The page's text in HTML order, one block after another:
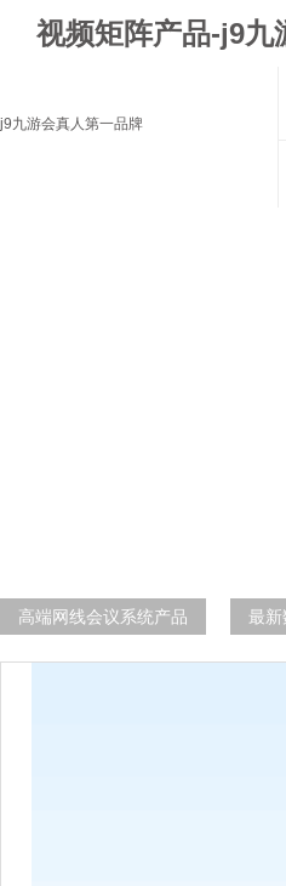
视频矩阵产品-j9九
j9九游会真人第一品牌
高端网线会议系统产品 最新